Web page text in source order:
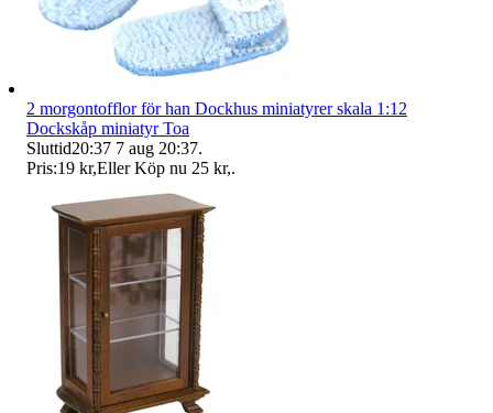
2 morgontofflor för han Dockhus miniatyrer skala 1:12
Dockskåp miniatyr Toa
Sluttid20:37 7 aug 20:37.
Pris:19 kr,Eller Köp nu 25 kr,.